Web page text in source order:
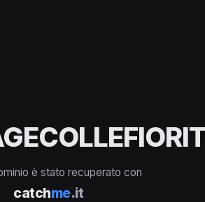
è stato recuperato con
catchme.it